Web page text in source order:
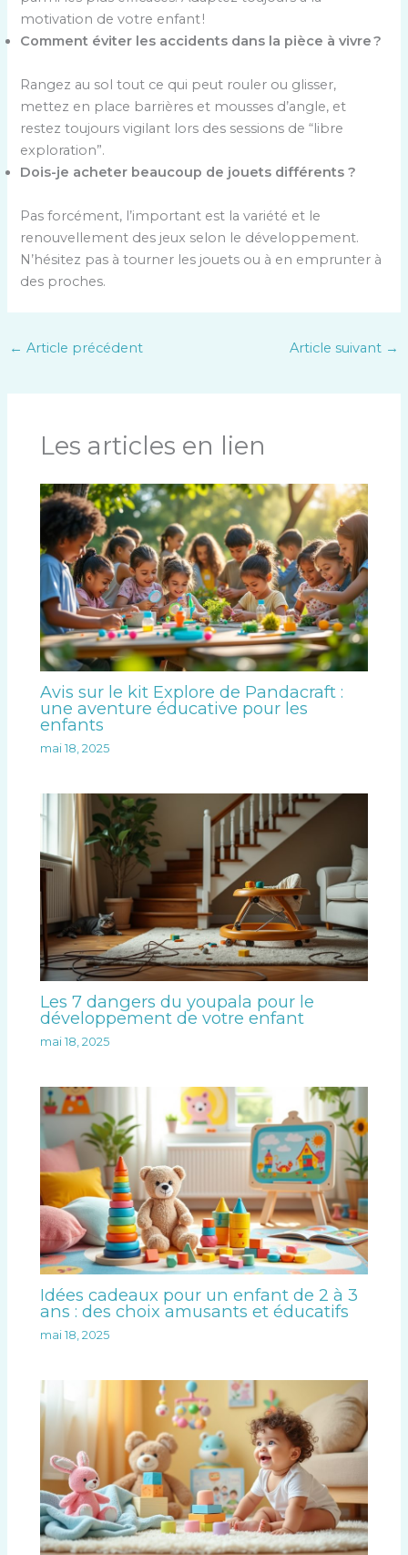
motivation de votre enfant !
Comment éviter les accidents dans la pièce à vivre ?
Rangez au sol tout ce qui peut rouler ou glisser,
mettez en place barrières et mousses d’angle, et
restez toujours vigilant lors des sessions de “libre
exploration”.
Dois-je acheter beaucoup de jouets différents ?
Pas forcément, l’important est la variété et le
renouvellement des jeux selon le développement.
N’hésitez pas à tourner les jouets ou à en emprunter à
des proches.
← Article précédent Article suivant →
Les articles en lien
Avis sur le kit Explore de Pandacraft :
une aventure éducative pour les
enfants
mai 18, 2025
Les 7 dangers du youpala pour le
développement de votre enfant
mai 18, 2025
Idées cadeaux pour un enfant de 2 à 3
ans : des choix amusants et éducatifs
mai 18, 2025